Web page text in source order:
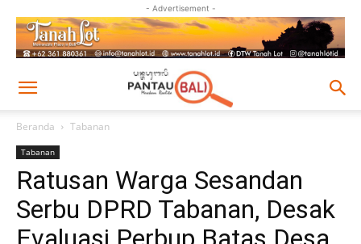
- Advertisement -
Beranda Tabanan
Tabanan
Ratusan Warga Sesandan
Serbu DPRD Tabanan, Desak